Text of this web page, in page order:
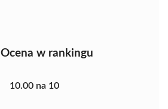
Ocena w rankingu
10.00 na 10